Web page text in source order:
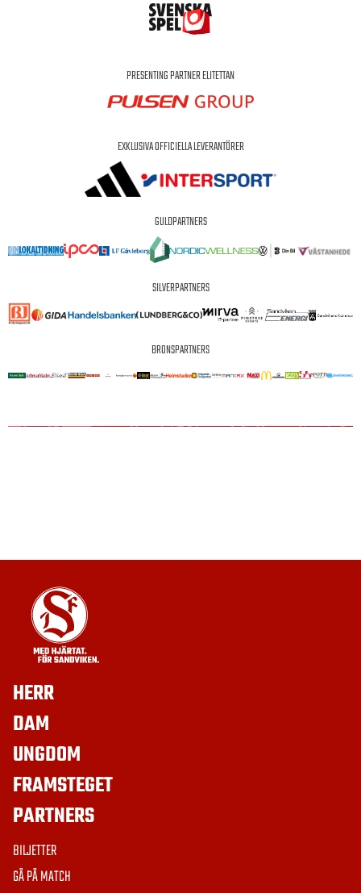
PRESENTING PARTNER ELITETTAN
EXKLUSIVA OFFICIELLA LEVERANTÖRER
GULDPARTNERS
SILVERPARTNERS
BRONSPARTNERS
HERR
DAM
UNGDOM
FRAMSTEGET
PARTNERS
BILJETTER
GÅ PÅ MATCH